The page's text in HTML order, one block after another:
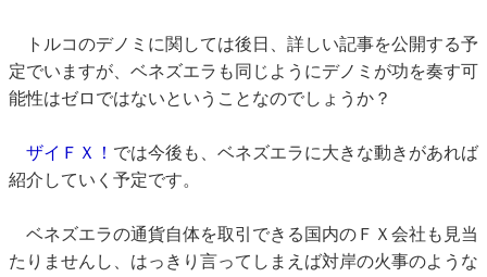
トルコのデノミに関しては後日、詳しい記事を公開する予
定でいますが、ベネズエラも同じようにデノミが功を奏す可
能性はゼロではないということなのでしょうか？
ザイＦＸ！ では今後も、ベネズエラに大きな動きがあれば
紹介していく予定です。
ベネズエラの通貨自体を取引できる国内のＦＸ会社も見当
たりませんし、はっきり言ってしまえば対岸の火事のような